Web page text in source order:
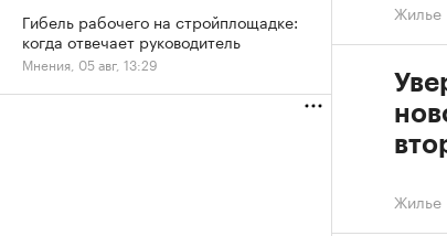
Жилье
Жилье
Гибель рабочего на стройплощадке:
когда отвечает руководитель
Мнения, 05 авг, 13:29